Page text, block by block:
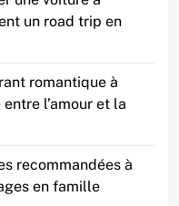
un road trip en
romantique à
l’amour et la
recommandées à
en famille